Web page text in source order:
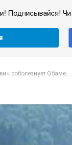
Подписывайся!
соболезнует Обаме...